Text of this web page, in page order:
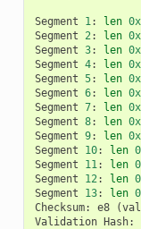
Segment 1: len
Segment 2: len
Segment 3: len
Segment 4: len
Segment 5: len
Segment 6: len
Segment 7: len
Segment 8: len
Segment 9: len
Segment
10: len
Segment
11: len
Segment
12: len
Segment
13: len
Checksum: e8 (
Validation Hash: